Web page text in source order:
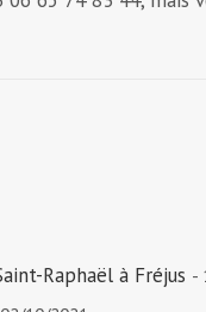
Raphaël à Fréjus -